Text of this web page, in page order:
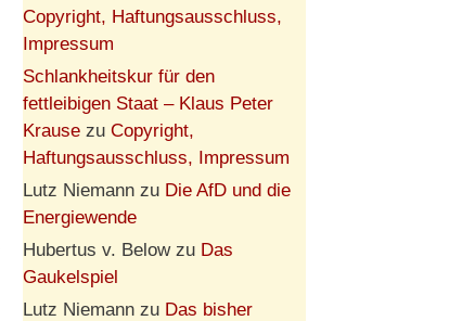
Copyright, Haftungsausschluss,
Impressum
Schlankheitskur für den
fettleibigen Staat – Klaus Peter
Krause zu Copyright,
Haftungsausschluss, Impressum
Lutz Niemann zu Die AfD und die
Energiewende
Hubertus v. Belowzu Das
Gaukelspiel
Lutz Niemann zu Das bisher